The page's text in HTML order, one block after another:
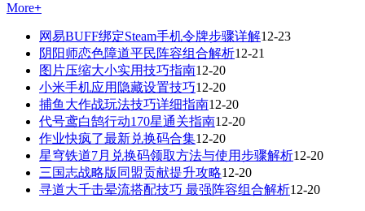
More+
网易BUFF绑定Steam手机令牌步骤详解12-23
阴阳师恋色障道平民阵容组合解析12-21
图片压缩大小实用技巧指南12-20
小米手机应用隐藏设置技巧12-20
捕鱼大作战玩法技巧详细指南12-20
代号鸢白鹄行动170星通关指南12-20
作业快疯了最新兑换码合集12-20
星穹铁道7月兑换码领取方法与使用步骤解析12-20
三国志战略版同盟贡献提升攻略12-20
寻道大千击晕流搭配技巧 最强阵容组合解析12-20